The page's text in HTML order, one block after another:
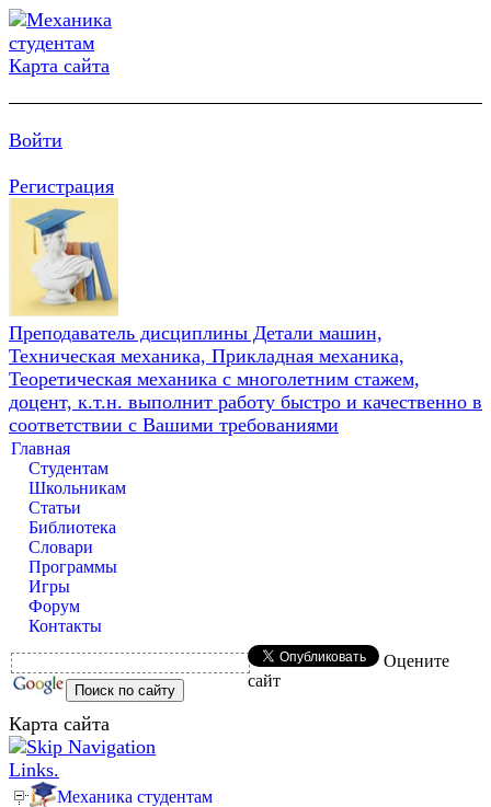
Карта сайта
Войти
Регистрация
Преподаватель дисциплины Детали машин,
Техническая механика, Прикладная механика,
Теоретическая механика с многолетним стажем,
доцент, к.т.н. выполнит работу быстро и качественно в
соответствии с Вашими требованиями
Главная
Студентам
Школьникам
Статьи
Библиотека
Словари
Программы
Игры
Форум
Контакты
Оцените
сайт
Карта сайта
Механика студентам